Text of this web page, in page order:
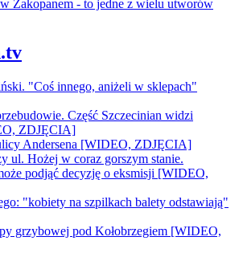
Zakopanem - to jedne z wielu utworów
"Coś innego, aniżeli w sklepach"
Część Szczecinian widzi
ZDJĘCIA]
Andersena [WIDEO, ZDJĘCIA]
ul. Hożej w coraz gorszym stanie.
podjąć decyzję o eksmisji [WIDEO,
"kobiety na szpilkach balety odstawiają"
grzybowej pod Kołobrzegiem [WIDEO,